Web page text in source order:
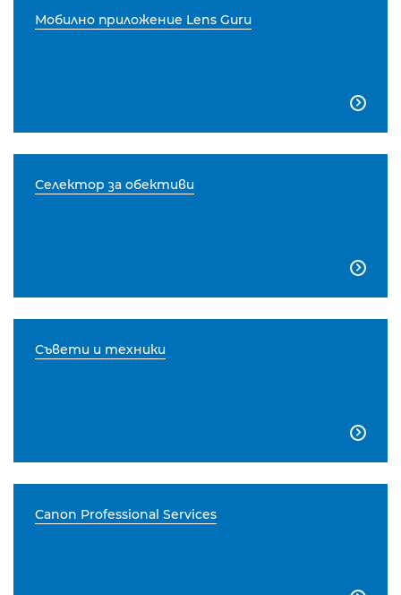
Мобилно приложение Lens Guru

Селектор за обективи

Съвети и техники

Canon Professional Services